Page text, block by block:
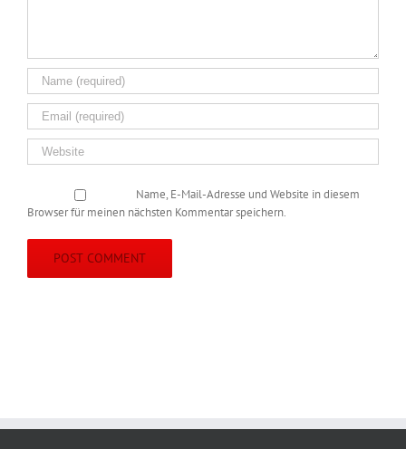
Name, E-Mail-Adresse und Website in diesem
Browser für meinen nächsten Kommentar speichern.